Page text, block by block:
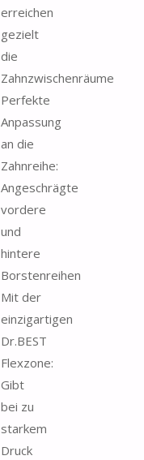
erreichen
gezielt
die
Zahnzwischenräume
Perfekte
Anpassung
an die
Zahnreihe:
Angeschrägte
vordere
und
hintere
Borstenreihen
Mit der
einzigartigen
Dr.BEST
Flexzone:
Gibt
bei zu
starkem
Druck